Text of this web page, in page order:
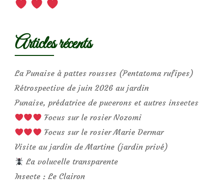
Articles récents
La Punaise à pattes rousses (Pentatoma rufipes)
Rétrospective de juin 2026 au jardin
Punaise, prédatrice de pucerons et autres insectes
Focus sur le rosier Nozomi
Focus sur le rosier Marie Dermar
Visite au jardin de Martine (jardin privé)
La volucelle transparente
Insecte : Le Clairon